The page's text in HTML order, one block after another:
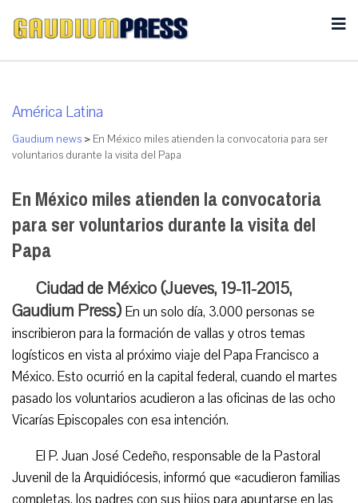
América Latina
Gaudium news > En México miles atienden la convocatoria para ser
voluntarios durante la visita del Papa
En México miles atienden la convocatoria
para ser voluntarios durante la visita del
Papa
Ciudad de México (Jueves, 19-11-2015,
Gaudium Press) En un solo día, 3.000 personas se
inscribieron para la formación de vallas y otros temas
logísticos en vista al próximo viaje del Papa Francisco a
México. Esto ocurrió en la capital federal, cuando el martes
pasado los voluntarios acudieron a las oficinas de las ocho
Vicarías Episcopales con esa intención.
El P. Juan José Cedeño, responsable de la Pastoral
Juvenil de la Arquidiócesis, informó que «acudieron familias